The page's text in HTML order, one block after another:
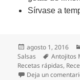
Sírvase a
Publicado
el
agosto 1, 2016
Salsas
Etiquetas
Antojitos
Recetas rápidas,
Deja un